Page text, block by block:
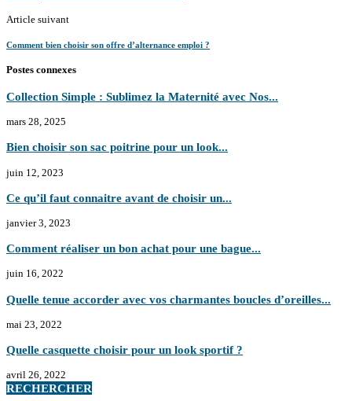
Article suivant
Comment bien choisir son offre d’alternance emploi ?
Postes connexes
Collection Simple : Sublimez la Maternité avec Nos...
mars 28, 2025
Bien choisir son sac poitrine pour un look...
juin 12, 2023
Ce qu’il faut connaitre avant de choisir un...
janvier 3, 2023
Comment réaliser un bon achat pour une bague...
juin 16, 2022
Quelle tenue accorder avec vos charmantes boucles d’oreilles...
mai 23, 2022
Quelle casquette choisir pour un look sportif ?
avril 26, 2022
RECHERCHER